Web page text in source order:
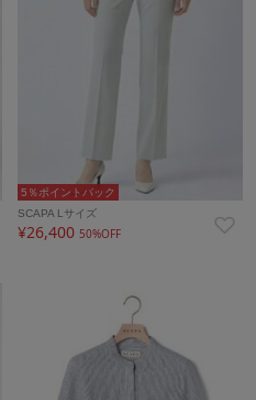
5％ポイントバック
SCAPA Lサイズ
¥26,40050%OFF